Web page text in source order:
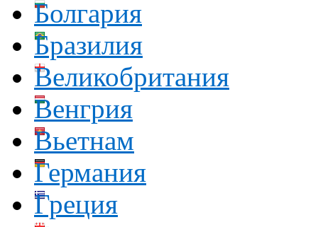
Болгария
Бразилия
Великобритания
Венгрия
Вьетнам
Германия
Греция